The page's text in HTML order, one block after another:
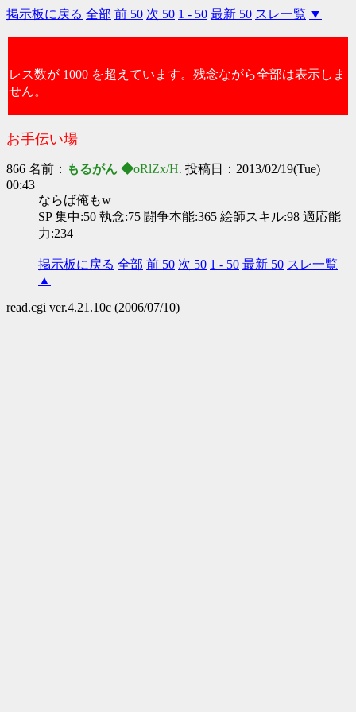
掲示板に戻る 全部 前 50 次 50 1 - 50 最新 50 スレ一覧 ▼
レス数が 1000 を超えています。残念ながら全部は表示しま
せん。
お手伝い場
866 名前： もるがん ◆oRlZx/H. 投稿日：2013/02/19(Tue)
00:43
ならば俺もw
SP 集中:50 執念:75 闘争本能:365 絵師スキル:98 適応能
力:234
掲示板に戻る 全部 前 50 次 50 1 - 50 最新 50 スレ一覧
▲
read.cgi ver.4.21.10c (2006/07/10)